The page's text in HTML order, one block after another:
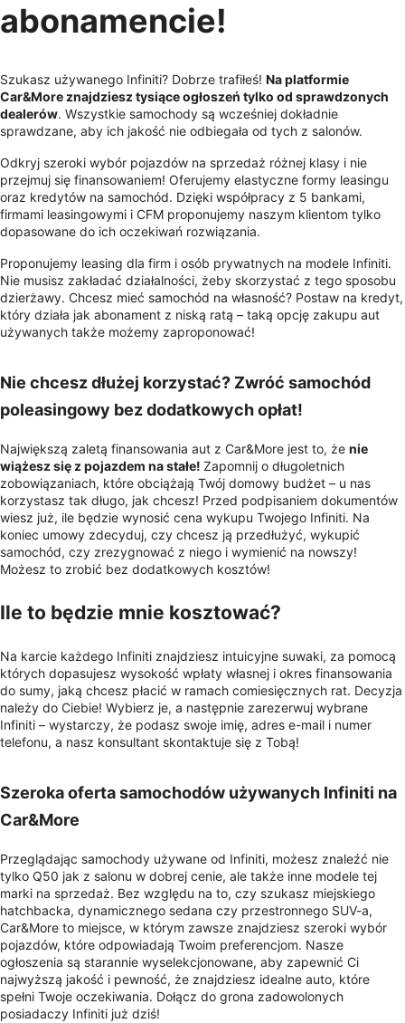
abonamencie!
Szukasz używanego Infiniti? Dobrze trafiłeś! Na platformie
Car&More znajdziesz tysiące ogłoszeń tylko od sprawdzonych
dealerów. Wszystkie samochody są wcześniej dokładnie
sprawdzane, aby ich jakość nie odbiegała od tych z salonów.
Odkryj szeroki wybór pojazdów na sprzedaż różnej klasy i nie
przejmuj się finansowaniem! Oferujemy elastyczne formy leasingu
oraz kredytów na samochód. Dzięki współpracy z 5 bankami,
firmami leasingowymi i CFM proponujemy naszym klientom tylko
dopasowane do ich oczekiwań rozwiązania.
Proponujemy leasing dla firm i osób prywatnych na modele Infiniti.
Nie musisz zakładać działalności, żeby skorzystać z tego sposobu
dzierżawy. Chcesz mieć samochód na własność? Postaw na kredyt,
który działa jak abonament z niską ratą – taką opcję zakupu aut
używanych także możemy zaproponować!
Nie chcesz dłużej korzystać? Zwróć samochód
poleasingowy bez dodatkowych opłat!
Największą zaletą finansowania aut z Car&More jest to, że nie
wiążesz się z pojazdem na stałe! Zapomnij o długoletnich
zobowiązaniach, które obciążają Twój domowy budżet – u nas
korzystasz tak długo, jak chcesz! Przed podpisaniem dokumentów
wiesz już, ile będzie wynosić cena wykupu Twojego Infiniti. Na
koniec umowy zdecyduj, czy chcesz ją przedłużyć, wykupić
samochód, czy zrezygnować z niego i wymienić na nowszy!
Możesz to zrobić bez dodatkowych kosztów!
Ile to będzie mnie kosztować?
Na karcie każdego Infiniti znajdziesz intuicyjne suwaki, za pomocą
których dopasujesz wysokość wpłaty własnej i okres finansowania
do sumy, jaką chcesz płacić w ramach comiesięcznych rat. Decyzja
należy do Ciebie! Wybierz je, a następnie zarezerwuj wybrane
Infiniti – wystarczy, że podasz swoje imię, adres e-mail i numer
telefonu, a nasz konsultant skontaktuje się z Tobą!
Szeroka oferta samochodów używanych Infiniti na
Car&More
Przeglądając samochody używane od Infiniti, możesz znaleźć nie
tylko Q50 jak z salonu w dobrej cenie, ale także inne modele tej
marki na sprzedaż. Bez względu na to, czy szukasz miejskiego
hatchbacka, dynamicznego sedana czy przestronnego SUV-a,
Car&More to miejsce, w którym zawsze znajdziesz szeroki wybór
pojazdów, które odpowiadają Twoim preferencjom. Nasze
ogłoszenia są starannie wyselekcjonowane, aby zapewnić Ci
najwyższą jakość i pewność, że znajdziesz idealne auto, które
spełni Twoje oczekiwania. Dołącz do grona zadowolonych
posiadaczy Infiniti już dziś!